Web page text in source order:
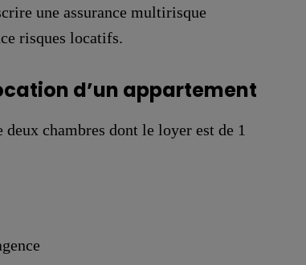
une assurance multirisque
risques locatifs.
d’un appartement
chambres dont le loyer est de 1